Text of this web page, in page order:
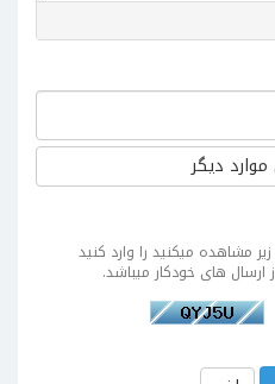
دیگر
مشاهده میکنید را وارد کنید
ارسال های خودکار میباشد.